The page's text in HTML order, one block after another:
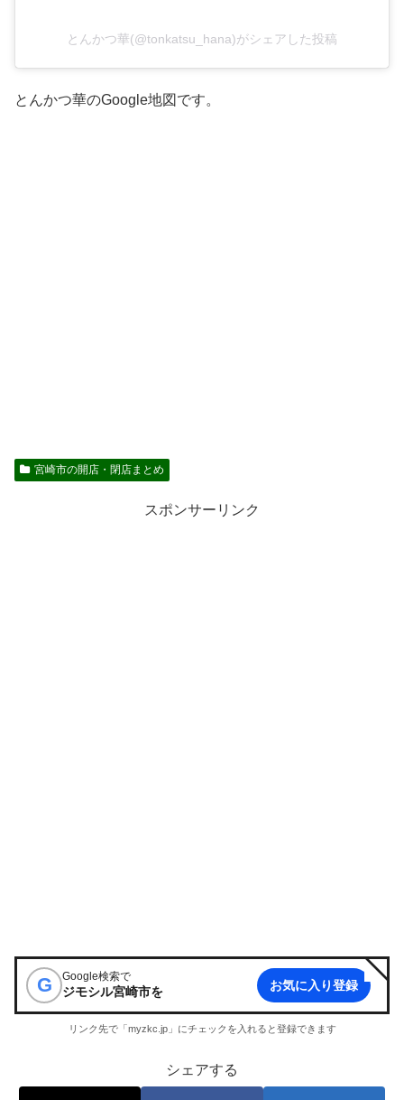
とんかつ華(@tonkatsu_hana)がシェアした投稿
とんかつ華のGoogle地図です。
宮崎市の開店・閉店まとめ
スポンサーリンク
G Google検索で
ジモシル宮崎市を お気に入り登録
リンク先で「myzkc.jp」にチェックを入れると登録できます
シェアする